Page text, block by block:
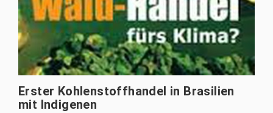
Erster Kohlenstoffhandel in Brasilien
mit Indigenen